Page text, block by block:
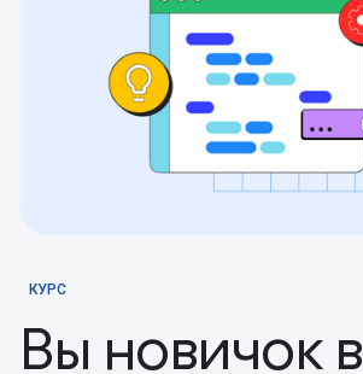
КУРС
Вы новичок в